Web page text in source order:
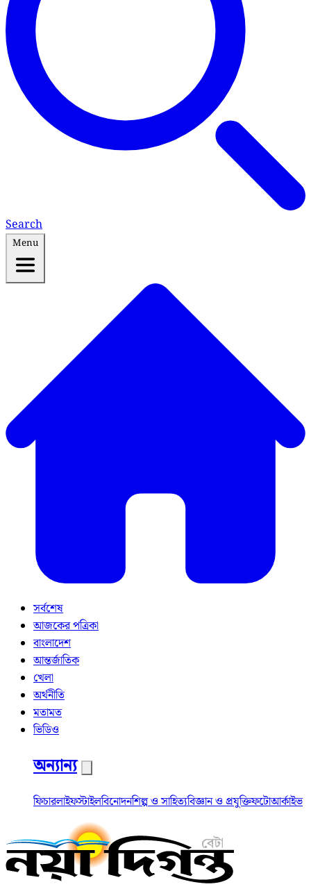
Search
Menu
সর্বশেষ
আজকের পত্রিকা
বাংলাদেশ
আন্তর্জাতিক
খেলা
অর্থনীতি
মতামত
ভিডিও
অন্যান্য
ফিচারলাইফস্টাইলবিনোদনশিল্প ও সাহিত্যবিজ্ঞান ও প্রযুক্তিফটোআর্কাইভ